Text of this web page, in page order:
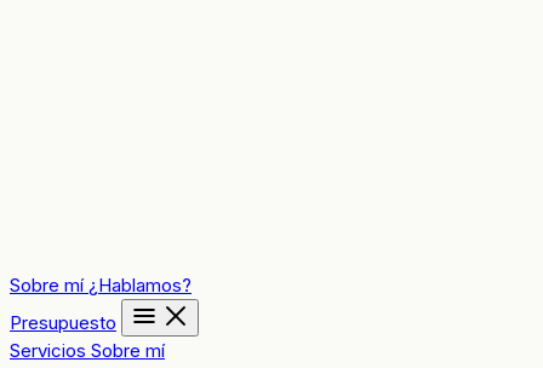
Sobre mí ¿Hablamos?
Presupuesto
Servicios Sobre mí